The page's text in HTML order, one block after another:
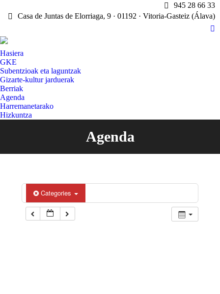
945 28 66 33
Casa de Juntas de Elorriaga, 9 · 01192 · Vitoria-Gasteiz (Álava)
X
Hasiera
GKE
Subentzioak eta laguntzak
Gizarte-kultur jarduerak
Berriak
Agenda
Harremanetarako
Hizkuntza
Agenda
You are here:
Categories